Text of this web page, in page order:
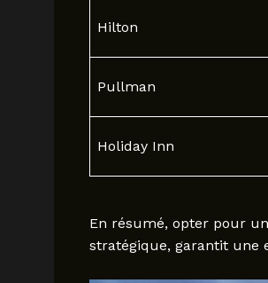
Hilton
Pullman
Holiday Inn
En résumé, opter pour
stratégique, garantit une